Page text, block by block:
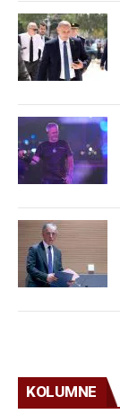
KOLUMNE